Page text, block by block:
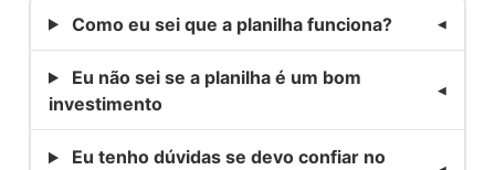
Como eu sei que a planilha funciona?
Eu não sei se a planilha é um bom
investimento
Eu tenho dúvidas se devo confiar no